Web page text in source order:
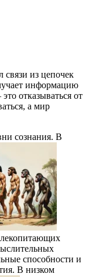
связи из цепочек
информацию
это отказываться от
а мир
сознания. В
способности и
В низком